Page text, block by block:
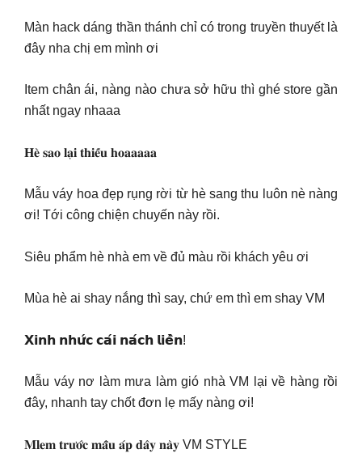
Màn hack dáng thần thánh chỉ có trong truyền thuyết là
đây nha chị em mình ơi
Item chân ái, nàng nào chưa sở hữu thì ghé store gần
nhất ngay nhaaa
𝐇𝐞̀ 𝐬𝐚𝐨 𝐥𝐚̣𝐢 𝐭𝐡𝐢𝐞̂́𝐮 𝐡𝐨𝐚𝐚𝐚𝐚𝐚
Mẫu váy hoa đẹp rụng rời từ hè sang thu luôn nè nàng
ơi! Tới công chiện chuyến này rồi.
Siêu phẩm hè nhà em về đủ màu rồi khách yêu ơi
Mùa hè ai shay nắng thì say, chứ em thì em shay VM
𝗫𝗶𝗻𝗵 𝗻𝗵𝘂̛́𝗰 𝗰𝗮́𝗶 𝗻𝗮́𝗰𝗵 𝗹𝗶𝗲̂̀𝗻!
Mẫu váy nơ làm mưa làm gió nhà VM lại về hàng rồi
đây, nhanh tay chốt đơn lẹ mấy nàng ơi!
𝐌𝐥𝐞𝐦 𝐭𝐫𝐮̛𝐨̛́𝐜 𝐦𝐚̂̃𝐮 𝐚́𝐩 𝐝𝐚̂𝐲 𝐧𝐚̀𝐲 VM STYLE